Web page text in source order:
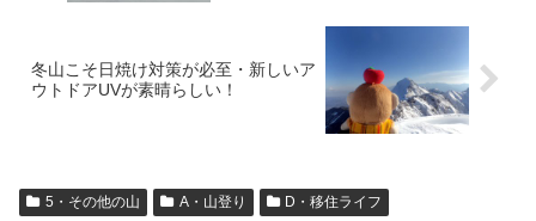
冬山こそ日焼け対策が必至・新しいア
ウトドアUVが素晴らしい！
5・その他の山 A・山登り D・移住ライフ